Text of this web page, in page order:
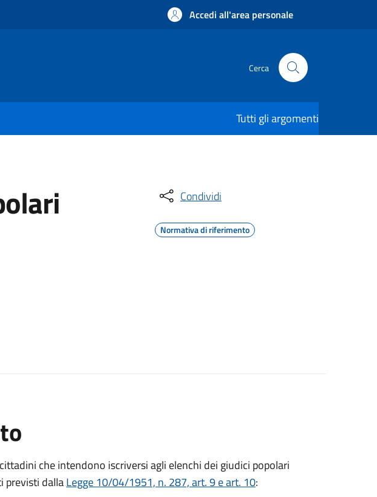
Accedi all'area personale
Cerca
Tutti gli argomenti
Condividi
Normativa di riferimento
che intendono iscriversi agli elenchi dei giudici popolari
previsti dallaLegge 10/04/1951, n. 287, art. 9 e art. 10: